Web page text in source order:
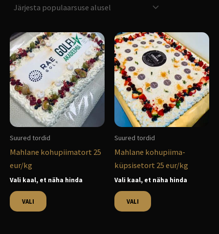
Suured tordid
Mahlane kohupiimatort 25
eur/kg
Vali kaal, et näha hinda
VALI
Sellel
tootel
on
varianti.
Valikuid
saab
teha
tootelehel.
Suured tordid
Mahlane kohupiima-
küpsisetort 25 eur/kg
Vali kaal, et näha hinda
VALI
Sellel
tootel
on
mitu
varianti.
Valikuid
saab
teha
tootelehel.